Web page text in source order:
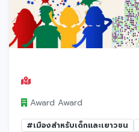
Award Award
#เมืองสำหรับเด็กและเยาวชน